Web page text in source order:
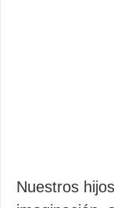
Nuestros